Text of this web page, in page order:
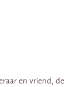
en vriend, de